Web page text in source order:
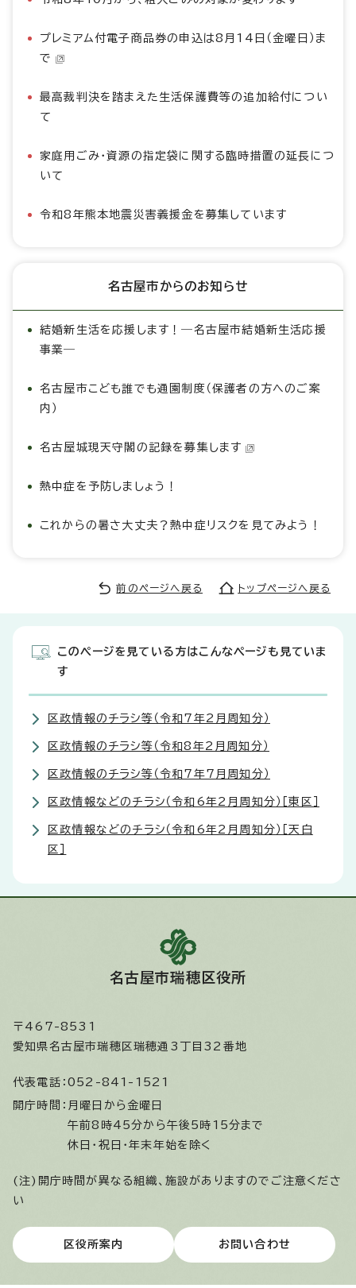
プレミアム付電子商品券の申込は8月14日（金曜日）ま
で
最高裁判決を踏まえた生活保護費等の追加給付につい
て
家庭用ごみ・資源の指定袋に関する臨時措置の延長につ
いて
令和8年熊本地震災害義援金を募集しています
名古屋市からのお知らせ
結婚新生活を応援します！―名古屋市結婚新生活応援
事業―
名古屋市こども誰でも通園制度（保護者の方へのご案
内）
名古屋城現天守閣の記録を募集します
熱中症を予防しましょう！
これからの暑さ大丈夫？熱中症リスクを見てみよう！
前のページへ戻る トップページへ戻る
このページを見ている方はこんなページも見ていま
す
区政情報のチラシ等（令和7年2月周知分）
区政情報のチラシ等（令和8年2月周知分）
区政情報のチラシ等（令和7年7月周知分）
区政情報などのチラシ（令和6年2月周知分）［東区］
区政情報などのチラシ（令和6年2月周知分）［天白
区］
名古屋市瑞穂区役所
〒467-8531
愛知県名古屋市瑞穂区瑞穂通3丁目32番地
代表電話： 052-841-1521
開庁時間： 月曜日から金曜日
午前8時45分から午後5時15分まで
休日・祝日・年末年始を除く
(注)開庁時間が異なる組織、施設がありますのでご注意くださ
い
区役所案内 お問い合わせ